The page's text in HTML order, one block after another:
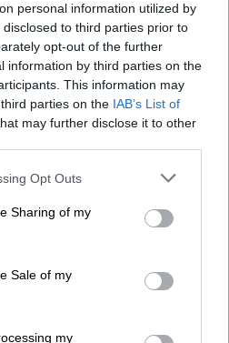
personal information utilized by
to third parties prior to
opt-out of the further
information by third parties on the
This information may
parties on the IAB’s List of
may further disclose it to other
app uses one or more Google
behaviour. You may click to
and its third-party tags to
purposes in below Google
Opt Outs
Sharing of my
Sale of my
my
να συμμετέχω σήμερα,
τουΥπουργικού
για τον τρόπο με
νοημοσύνη μπορεί να
διάφορων εφαρμογών
πολιτικών», ανέφερε
την ολοκλήρωση του
στον νέο κόσμο της
. Πριν από λίγες μέρες
Στρατηγική για την
και χθες είχαμε την